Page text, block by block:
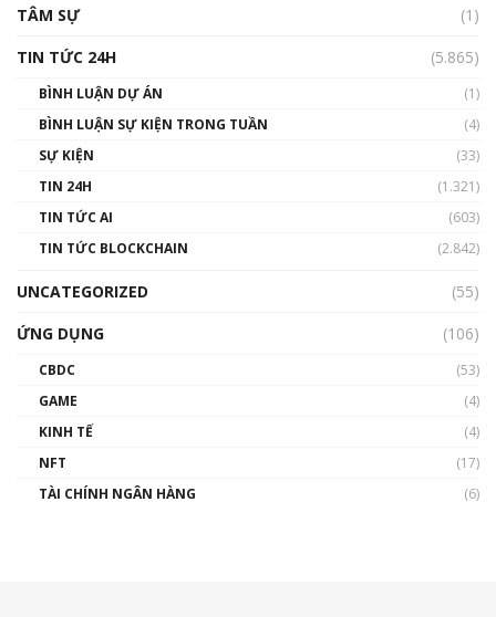
TÂM SỰ
(1)
TIN TỨC 24H
(5.865)
BÌNH LUẬN DỰ ÁN
(1)
BÌNH LUẬN SỰ KIỆN TRONG TUẦN
(4)
SỰ KIỆN
(33)
TIN 24H
(1.321)
TIN TỨC AI
(603)
TIN TỨC BLOCKCHAIN
(2.842)
UNCATEGORIZED
(55)
ỨNG DỤNG
(106)
CBDC
(53)
GAME
(4)
KINH TẾ
(4)
NFT
(17)
TÀI CHÍNH NGÂN HÀNG
(6)